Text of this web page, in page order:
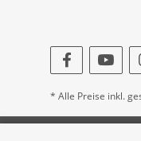
* Alle Preise inkl.